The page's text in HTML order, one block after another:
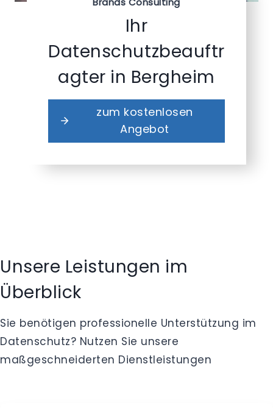
Ihr
Datenschutzbeauftr
agter in Bergheim
zum kostenlosen
Angebot
Unsere Leistungen im
Überblick
Sie benötigen professionelle Unterstützung im
Datenschutz? Nutzen Sie unsere
maßgeschneiderten Dienstleistungen